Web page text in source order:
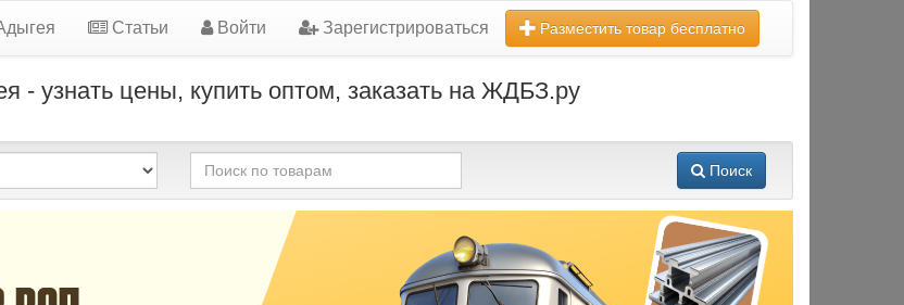
Статьи Войти Зарегистрироваться Разместить товар бесплатно
узнать цены, купить оптом, заказать на ЖДБЗ.ру
Поиск